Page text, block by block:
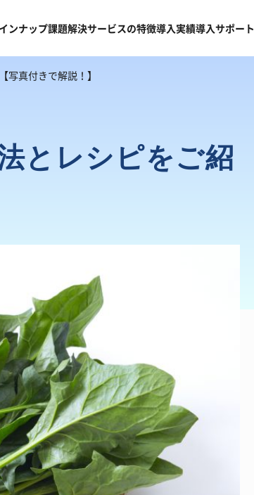
ンナップ課題解決サービスの特徴導入実績導入サポート
真付きで解説！】
とレシピをご紹